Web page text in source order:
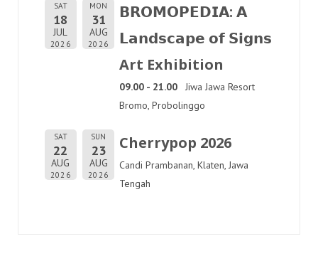
SAT
18
JUL
2026
MON
31
AUG
2026
𝗕𝗥𝗢𝗠𝗢𝗣𝗘𝗗𝗜𝗔: 𝗔
𝗟𝗮𝗻𝗱𝘀𝗰𝗮𝗽𝗲 𝗼𝗳 𝗦𝗶𝗴𝗻𝘀
Art Exhibition
09.00 - 21.00
Jiwa Jawa Resort
Bromo, Probolinggo
SAT
22
AUG
2026
SUN
23
AUG
2026
Cherrypop 2026
Candi Prambanan, Klaten, Jawa
Tengah